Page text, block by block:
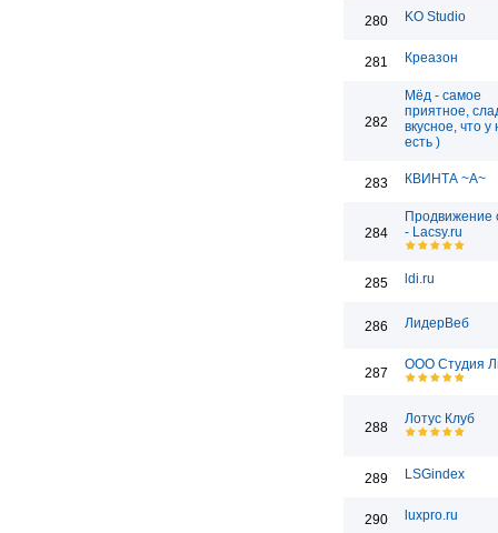
280 KO Studio
281 Креазон
282
Мёд - самое
приятное,
вкусное, что у
есть )
283 КВИНТА ~А~
284
Продвижение
- Lacsy.ru
285 ldi.ru
286 ЛидерВеб
287
ООО Студия
288
Лотус Клуб
289 LSGindex
290 luxpro.ru